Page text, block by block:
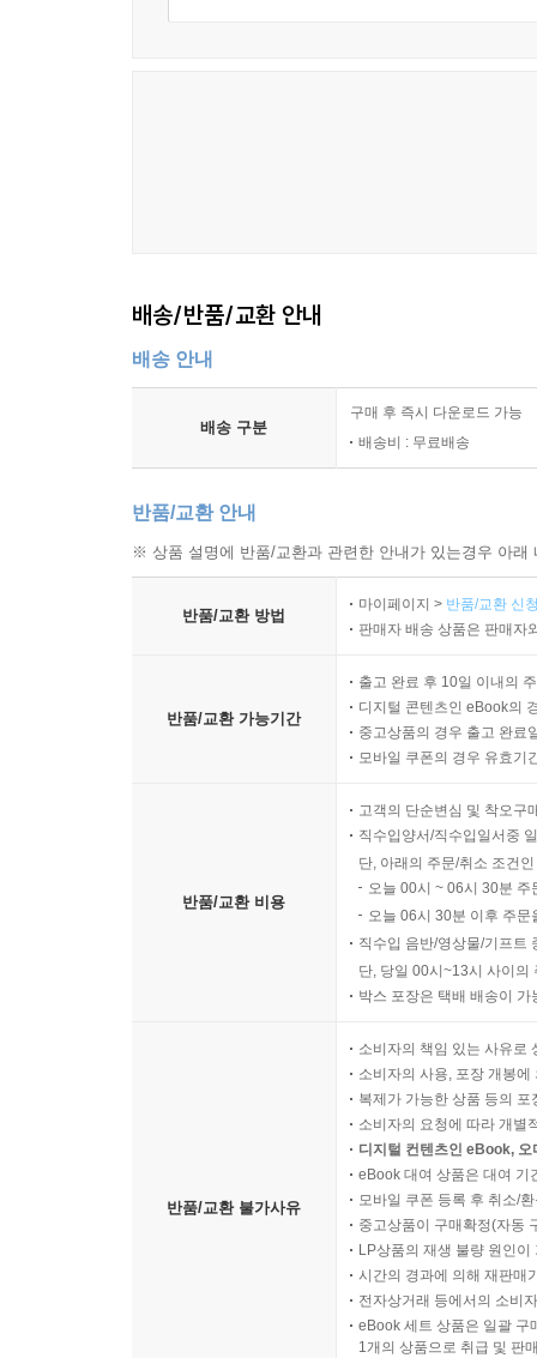
반복 노출이 판단을 굳히는 방식
비교 대상의 부족이 왜곡을 키우는 이유
권위 있는 정보가 앵커로 작용하는 구조
시간 압박이 수정 폭을 줄이는 과정
불완전한 정보가 기준점 의존을 높이는 이유
9장 앵커링 효과를 점검하는 사고의 절차
처음 제시된 정보의 위치 파악하기
현재 판단의 기준점 확인하기
대안 기준점을 함께 검토하는 방법
판단 범위를 넓혀 보는 사고 과정
수정이 충분한지 점검하는 기준
결론 이전에 질문을 다시 검토하는 절차
10장 더 균형 잡힌 판단을 위한 정리
앵커링 효과의 핵심 작동 구조
판단 왜곡이 생기는 주요 조건
숫자와 언어가 기준점이 되는 방식
의사결정 과정에서 확인해야 할 요소
판단의 출발점을 의식하는 태도
배송/반품/교환 안내
배송 안내
배송 구분
구매 후 즉시 다운로드 가능
배송비 : 무료배송
반품/교환 안내
※ 상품 설명에 반품/교환과 관련한 안내가 있는경우 아
반품/교환 방법
마이페이지 > 반품/교환 신
판매자 배송 상품은 판매자
반품/교환 가능기간
출고 완료 후 10일 이내의
디지털 콘텐츠인 eBook의
중고상품의 경우 출고 완료
모바일 쿠폰의 경우 유효기
반품/교환 비용
고객의 단순변심 및 착오구
직수입양서/직수입일서중
단, 아래의 주문/취소 조건
오늘 00시 ~ 06시 30분
오늘 06시 30분 이후 주
직수입 음반/영상물/기프트
단, 당일 00시~13시 사이의
박스 포장은 택배 배송이
반품/교환 불가사유
소비자의 책임 있는 사유로
소비자의 사용, 포장 개봉
복제가 가능한 상품 등의
소비자의 요청에 따라 개별
디지털 컨텐츠인 eBook,
eBook 대여 상품은 대여 기
모바일 쿠폰 등록 후 취소/
중고상품이 구매확정(자동
LP상품의 재생 불량 원인
시간의 경과에 의해 재판매
전자상거래 등에서의 소비
eBook 세트 상품은 일괄 구
1개의 상품으로 취급 및 판